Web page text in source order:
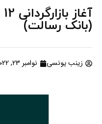
(بانک رسالت)
زینب یونسی نوامبر 23, 2022